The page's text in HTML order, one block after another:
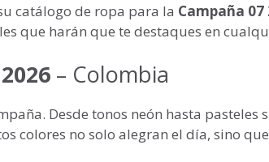
catálogo de ropa para la Campaña 07
que harán que te destaques en
– Colombia
Desde tonos neón hasta pasteles
colores no solo alegran el día, sino